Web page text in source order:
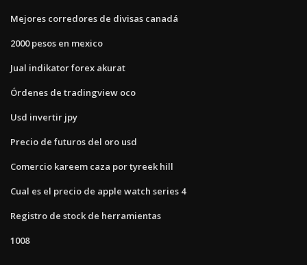
Mejores corredores de divisas canadá
2000 pesos en mexico
Jual indikator forex akurat
Órdenes de tradingview oco
Usd invertir jpy
Precio de futuros del oro usd
Comercio kareem caza por tyreek hill
Cual es el precio de apple watch series 4
Registro de stock de herramientas
1008